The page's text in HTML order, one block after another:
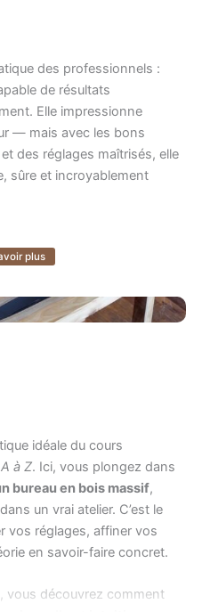
des professionnels :
des professionnels :
de résultats
Elle impressionne
— mais avec les bons
des réglages maîtrisés, elle
sûre et incroyablement
apprenez les fondamentaux
d’usinage et
de la toupie.
et porte-outils,
la machine,
avec précision,
bouvetages,
languettes et profils
intimidante en un outil
plus
idéale du cours . Ici, vous
idéale du cours
à Z. Ici, vous plongez dans
bureau en bois massif,
un vrai atelier. C’est le
vos réglages, affiner vos
en savoir-faire concret.
vous découvrez comment